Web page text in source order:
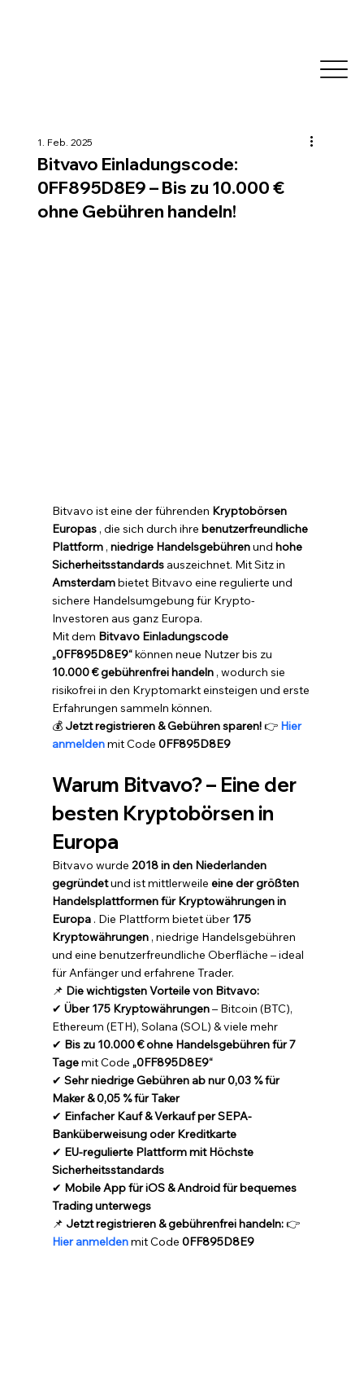
Bitvavo Einladungscode:
0FF895D8E9 – Bis zu 10.000 €
ohne Gebühren handeln!
1. Feb. 2025
Bitvavo ist eine der führenden Kryptobörsen
Europas , die sich durch ihre benutzerfreundliche
Plattform , niedrige Handelsgebühren und hohe
Sicherheitsstandards auszeichnet. Mit Sitz in
Amsterdam bietet Bitvavo eine regulierte und
sichere Handelsumgebung für Krypto-
Investoren aus ganz Europa.
Mit dem Bitvavo Einladungscode
„0FF895D8E9“ können neue Nutzer bis zu
10.000 € gebührenfrei handeln , wodurch sie
risikofrei in den Kryptomarkt einsteigen und erste
Erfahrungen sammeln können.
💰 Jetzt registrieren & Gebühren sparen! 👉 Hier
anmelden mit Code 0FF895D8E9
Warum Bitvavo? – Eine der
besten Kryptobörsen in
Europa
Bitvavo wurde 2018 in den Niederlanden
gegründet und ist mittlerweile eine der größten
Handelsplattformen für Kryptowährungen in
Europa . Die Plattform bietet über 175
Kryptowährungen , niedrige Handelsgebühren
und eine benutzerfreundliche Oberfläche – ideal
für Anfänger und erfahrene Trader.
📌 Die wichtigsten Vorteile von Bitvavo:
✔ Über 175 Kryptowährungen – Bitcoin (BTC),
Ethereum (ETH), Solana (SOL) & viele mehr
✔ Bis zu 10.000 € ohne Handelsgebühren für 7
Tage mit Code „0FF895D8E9“
✔ Sehr niedrige Gebühren ab nur 0,03 % für
Maker & 0,05 % für Taker
✔ Einfacher Kauf & Verkauf per SEPA-
Banküberweisung oder Kreditkarte
✔ EU-regulierte Plattform mit Höchste
Sicherheitsstandards
✔ Mobile App für iOS & Android für bequemes
Trading unterwegs
📌 Jetzt registrieren & gebührenfrei handeln: 👉
Hier anmelden mit Code 0FF895D8E9